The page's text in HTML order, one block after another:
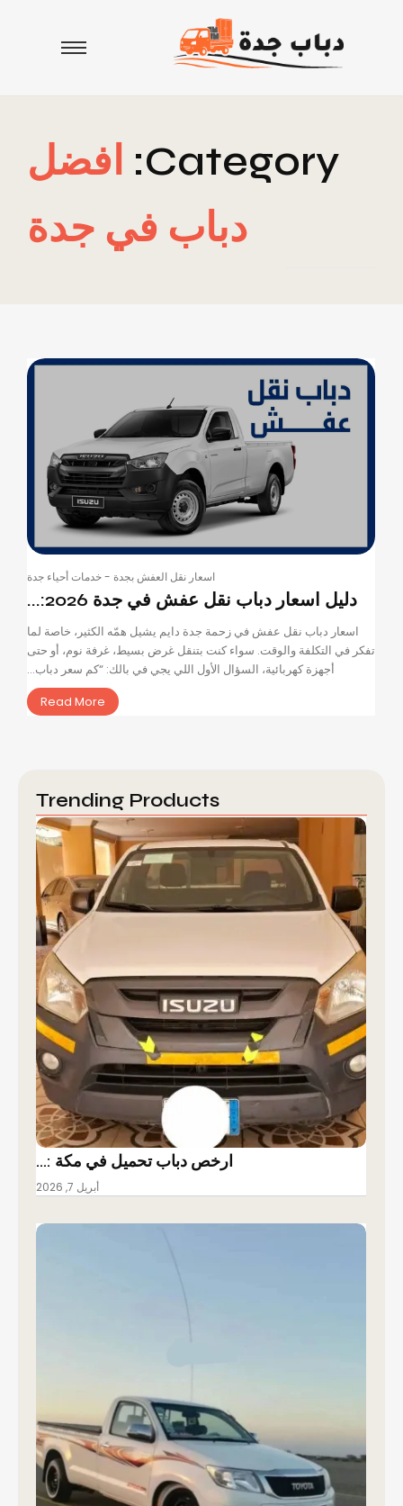
Category: افضل
دباب في جدة
اسعار نقل العفش بجدة -خدمات أحياء جدة
دليل اسعار دباب نقل عفش في جدة 2026:...
اسعار دباب نقل عفش في زحمة جدة دايم يشيل همّه الكثير، خاصة لما
تفكر في التكلفة والوقت. سواء كنت بتنقل غرض بسيط، غرفة نوم، أو حتى
أجهزة كهربائية، السؤال الأول اللي يجي في بالك: “كم سعر دباب...
Read More
Trending Products
ارخص دباب تحميل في مكة :…
أبريل 7, 2026